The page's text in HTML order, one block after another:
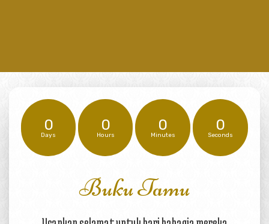
0
Days
0
Hours
0
Minutes
0
Seconds
Buku Tamu